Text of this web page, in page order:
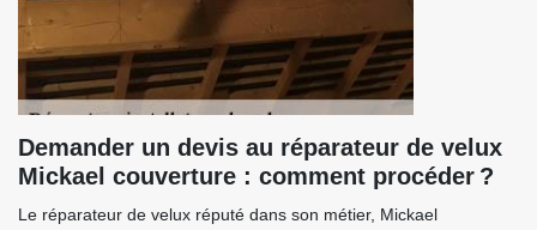
Demander un devis au réparateur de velux
Mickael couverture : comment procéder ?
Le réparateur de velux réputé dans son métier, Mickael